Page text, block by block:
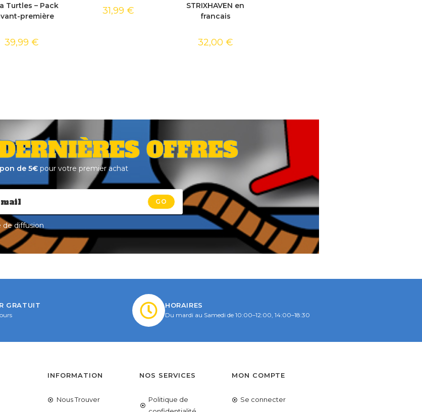
Turtles – Pack
première
39,99€
31,99€
STRIXHAVEN en
francais
32,00 €
OFFRES
de 5€ pour votre premier achat
GO
de diffusion
GRATUIT HORAIRES
Du mardi au Samedi de 10:00–12:00, 14:00–18:30
INFORMATION
Nous Trouver
NOS SERVICES
Politique de
MON COMPTE
Se connecter